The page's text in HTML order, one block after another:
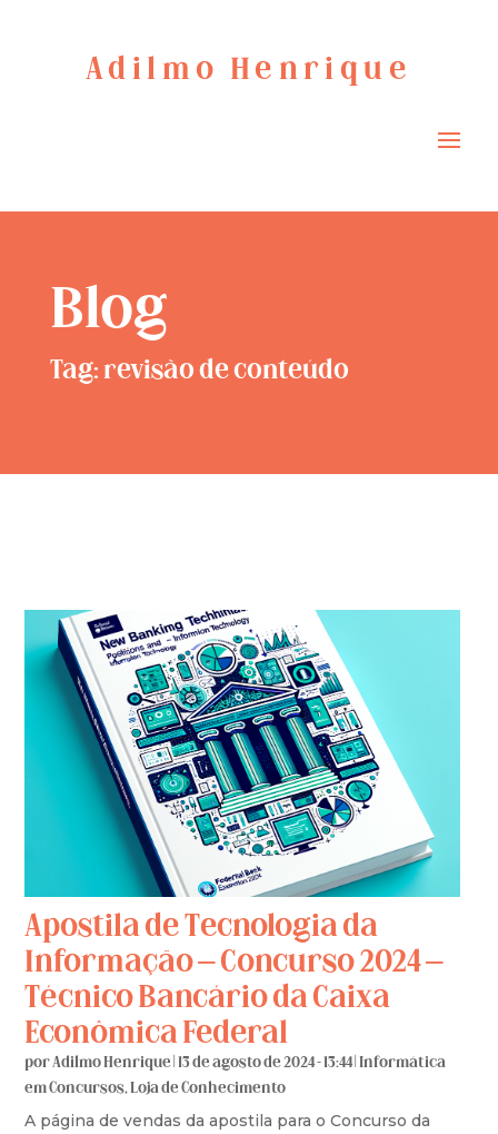
Adilmo Henrique
Blog
Tag: revisão de conteúdo
Apostila de Tecnologia da
Informação – Concurso 2024 –
Técnico Bancário da Caixa
Econômica Federal
porAdilmo Henrique 13 de agosto de 2024 - 13:44 |Informática
em Concursos,Loja de Conhecimento
A página de vendas da apostila para o Concurso da